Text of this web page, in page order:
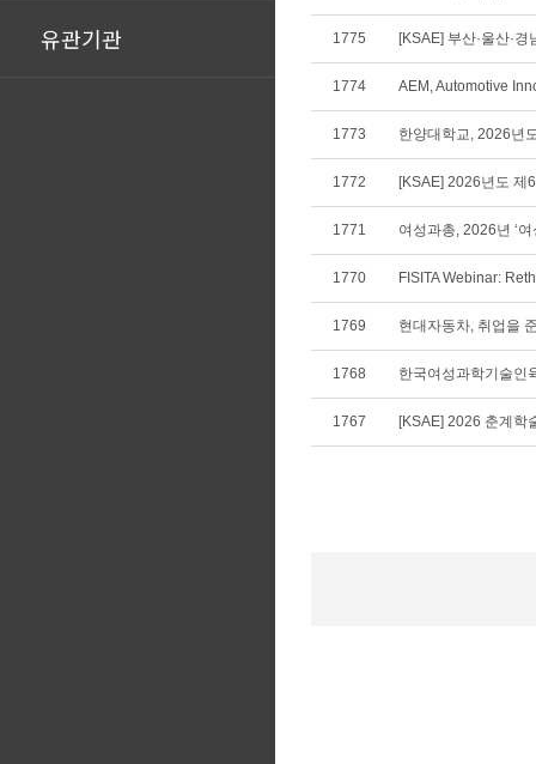
유관기관 1775 [KSAE] 부산·울산·
1774 AEM, Automotive
1773 한양대학교, 2026년
1772 [KSAE] 2026년도 제
1771 여성과총, 2026년 ‘
1770 FISITA Webinar:
1769 현대자동차, 취업을
1768 한국여성과학기술인
1767 [KSAE] 2026 춘계학